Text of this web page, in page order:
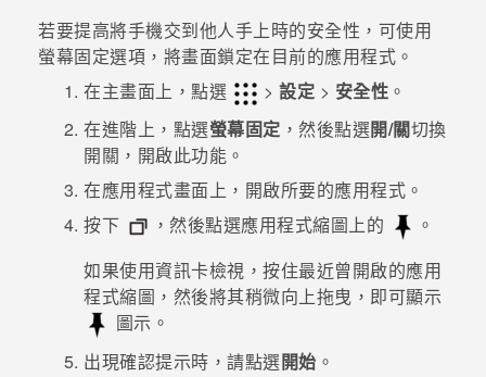
優惠專區
校園專案
企業採購
銷售通路
VIVELAND
若要提高將手機交到他人手上時的安全性，可使用
螢幕固定選項，將畫面鎖定在目前的應用程式。
在主畫面上，點選 > 設定 > 安全性 。
在進階上，點選螢幕固定 ，然後點選開/關切換
開關，開啟此功能。
在應用程式畫面上，開啟所要的應用程式。
按下
，然後點選應用程式縮圖上的
。
如果使用資訊卡檢視，按住最近曾開啟的應用
程式縮圖，然後將其稍微向上拖曳，即可顯示
圖示。
出現確認提示時，請點選開始 。